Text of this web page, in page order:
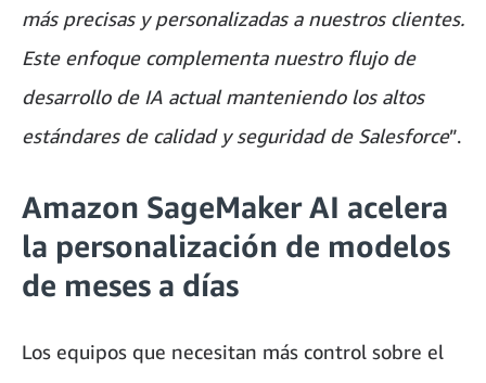
más precisas y personalizadas a nuestros clientes.
Este enfoque complementa nuestro flujo de
desarrollo de IA actual manteniendo los altos
estándares de calidad y seguridad de Salesforce”.
Amazon SageMaker AI acelera
la personalización de modelos
de meses a días
Los equipos que necesitan más control sobre el